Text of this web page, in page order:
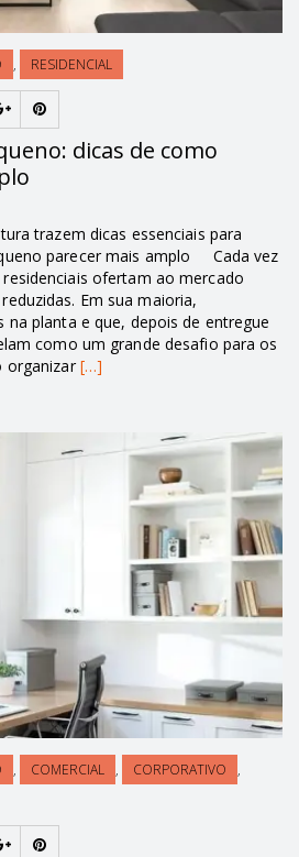
, RESIDENCIAL
dicas de como
trazem dicas essenciais para
parecer mais amplo Cada vez
ofertam ao mercado
Em sua maioria,
planta e que, depois de entregue
como um grande desafio para os
organizar […]
, COMERCIAL , CORPORATIVO
,